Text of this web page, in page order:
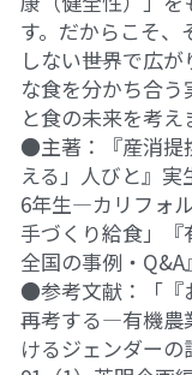
す。だからこそ、
しない――世界で広
な食を分かち合
と食の未来を考え
●主著：『産消提
える」人びと』実
6年生―カリフォ
手づくり給食」
全国の事例・
●参考文献：「『
再考する―有機農
けるジェンダー